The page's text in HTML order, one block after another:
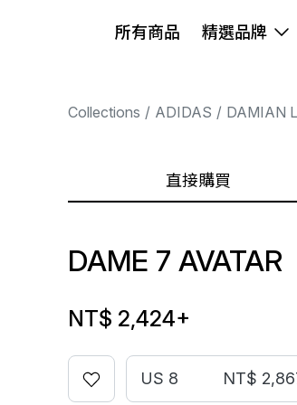
所有商品 精選品牌
Collections ADIDAS DAMIAN
直接購買
DAME 7 AVATAR
NT$ 2,424+
US 8 NT$